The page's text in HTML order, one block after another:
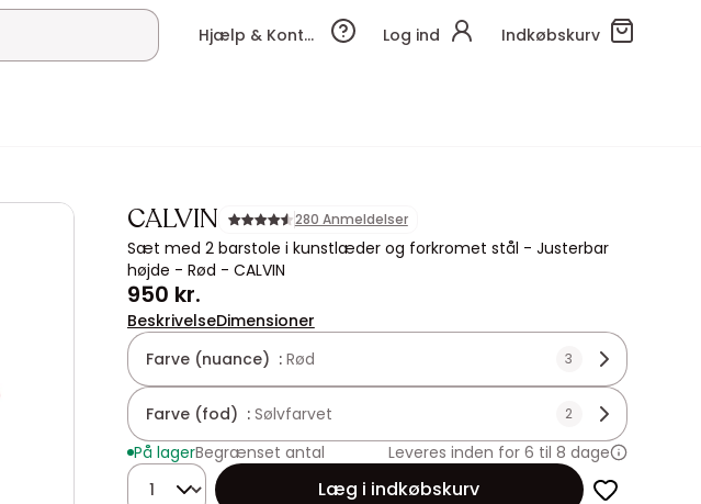
Hjælp & Kontakt Log ind Indkøbskurv
CALVIN 280 Anmeldelser
Sæt med 2 barstole i kunstlæder og forkromet stål - Justerbar
højde - Rød - CALVIN
950 kr.
BeskrivelseDimensioner
Farve (nuance) : Rød 3
Farve (fod) : Sølvfarvet 2
På lagerBegrænset antal
Leveres inden for 6 til 8 dage
Mængde
Læg i indkøbskurv